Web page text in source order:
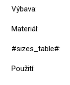
Výbava:
Materiál:
#sizes_table#:
Použití: